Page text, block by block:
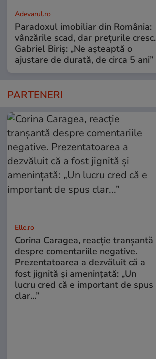
Adevarul.ro
Paradoxul imobiliar din România:
vânzările scad, dar prețurile cresc.
Gabriel Biriș: „Ne așteaptă o
ajustare de durată, de circa 5 ani”
PARTENERI
Elle.ro
Corina Caragea, reacție tranșantă
despre comentariile negative.
Prezentatoarea a dezvăluit că a
fost jignită și amenințată: „Un
lucru cred că e important de spus
clar...”